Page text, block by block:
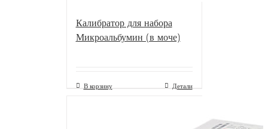
Калибратор для набора
Микроальбумин (в моче)
В корзину Детали